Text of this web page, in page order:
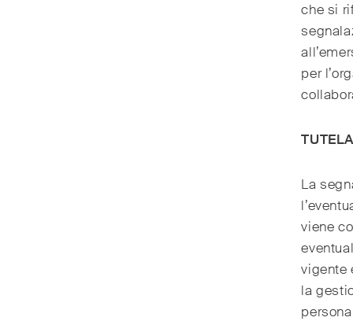
che si
per
La
viene
vigente
la